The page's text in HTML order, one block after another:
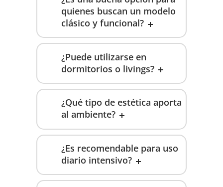
quienes buscan un modelo
clásico y funcional?
¿Puede utilizarse en
dormitorios o livings?
¿Qué tipo de estética aporta
al ambiente?
¿Es recomendable para uso
diario intensivo?